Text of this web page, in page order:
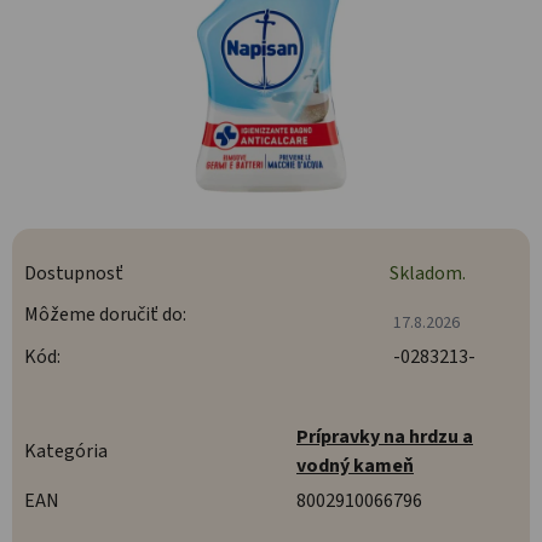
Dostupnosť
Skladom.
Môžeme doručiť do:
17.8.2026
Kód: -0283213-
Kategória
Prípravky na hrdzu a
vodný kameň
EAN
8002910066796